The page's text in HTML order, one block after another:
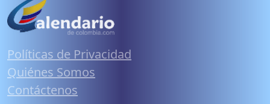
Políticas de Privacidad
Quiénes Somos
Contáctenos